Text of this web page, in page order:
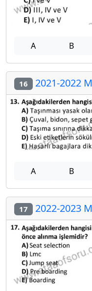
A B
16 2021-2022
A B
17 2022-2023